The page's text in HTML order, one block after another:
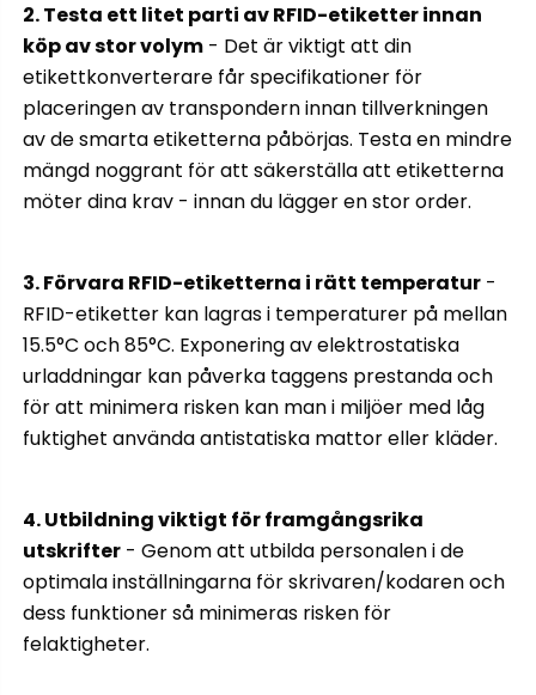
2. Testa ett litet parti av RFID-etiketter innan
köp av stor volym - Det är viktigt att din
etikettkonverterare får specifikationer för
placeringen av transpondern innan tillverkningen
av de smarta etiketterna påbörjas. Testa en mindre
mängd noggrant för att säkerställa att etiketterna
möter dina krav - innan du lägger en stor order.
3. Förvara RFID-etiketterna i rätt temperatur -
RFID-etiketter kan lagras i temperaturer på mellan
15.5°C och 85°C. Exponering av elektrostatiska
urladdningar kan påverka taggens prestanda och
för att minimera risken kan man i miljöer med låg
fuktighet använda antistatiska mattor eller kläder.
4. Utbildning viktigt för framgångsrika
utskrifter - Genom att utbilda personalen i de
optimala inställningarna för skrivaren/kodaren och
dess funktioner så minimeras risken för
felaktigheter.